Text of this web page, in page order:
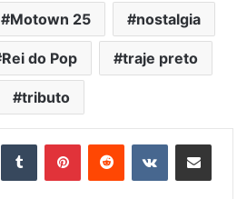
Motown 25 nostalgia
Rei do Pop traje preto
tributo